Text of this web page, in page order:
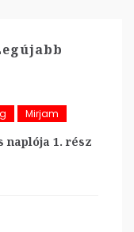
Mirjam
naplója 1. rész